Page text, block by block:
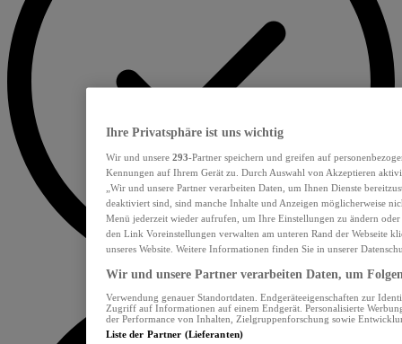
Ihre Privatsphäre ist uns wichtig
Wir und unsere 293-Partner speichern und greifen auf
Kennungen auf Ihrem Gerät zu. Durch Auswahl von Akzeptieren
„Wir und unsere Partner verarbeiten Daten, um Ihnen Dienste
deaktiviert sind, sind manche Inhalte und Anzeigen möglicherweise
Menü jederzeit wieder aufrufen, um Ihre Einstellungen zu ändern
den Link Voreinstellungen verwalten am unteren Rand der Webseite
unseres Website. Weitere Informationen finden Sie in unserer
Wir und unsere Partner verarbeiten Daten, um
Verwendung genauer Standortdaten. Endgeräteeigenschaften zur
Zugriff auf Informationen auf einem Endgerät. Personalisierte
der Performance von Inhalten, Zielgruppenforschung sowie
Liste der Partner (Lieferanten)